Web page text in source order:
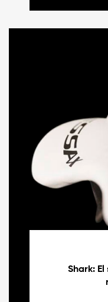
Shark: